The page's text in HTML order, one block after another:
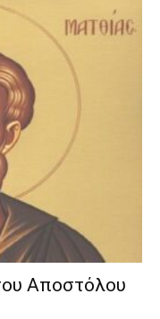
Αποστόλου